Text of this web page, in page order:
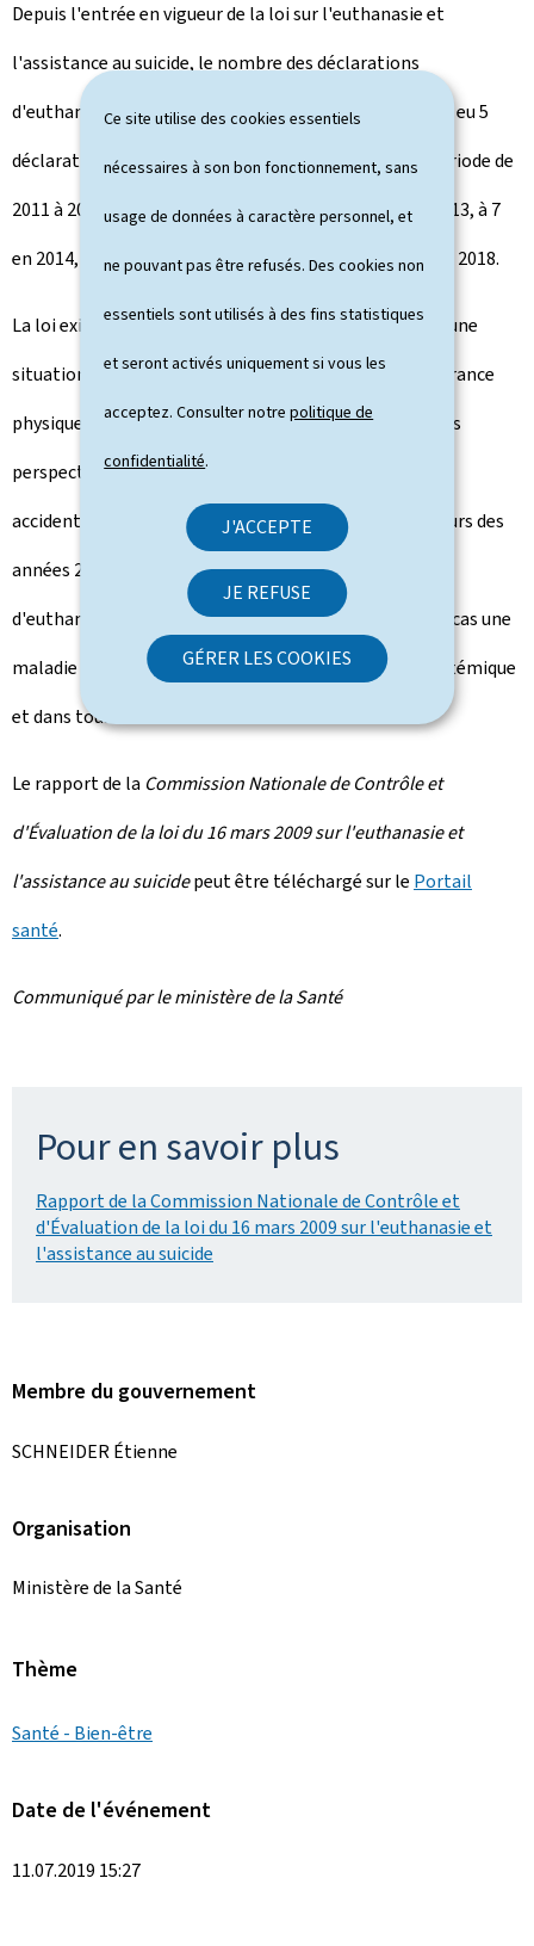
Ce site utilise des cookies essentiels
nécessaires à son bon fonctionnement, sans
usage de données à caractère personnel, et
ne pouvant pas être refusés. Des cookies non
essentiels sont utilisés à des fins statistiques
et seront activés uniquement si vous les
acceptez. Consulter notrepolitique de
confidentialité.
J'ACCEPTE
JE REFUSE
GÉRER LES COOKIES
Depuis l'entrée en vigueur de la loi sur l'euthanasie et
l'assistance au suicide, le nombre des déclarations
d'euthanasies reste constant. Entre 2009 et 2010, il y a eu 5
déclarations d'euthanasies au Luxembourg. Pour la période de
2011 à 2012, ce nombre s'élevait à 14, ensuite à 9 en 2013, à 7
en 2014, à 8 en 2015, à 10 en 2016, à 11 en 2017 et à 8 en 2018.
La loi exige entre autres que le patient se trouve dans une
situation médicale sans issue et fasse état d'une souffrance
physique ou psychique constante et insupportable sans
perspective d'amélioration, résultant d'une affection
accidentelle ou pathologique. À titre d'exemple, au cours des
années 2017-2018, les affections étaient dans deux cas
d'euthanasie une maladie neurodégénérative, dans un cas une
maladie neuro-vasculaire, dans un cas une maladie systémique
et dans tous les autres cas des cancers.
Le rapport de la Commission Nationale de Contrôle et
d'Évaluation de la loi du 16 mars 2009 sur l'euthanasie et
l'assistance au suicidepeut être téléchargé sur le Portail
santé.
Communiqué par le ministère de la Santé
Pour en savoir plus
Rapport de la Commission Nationale de Contrôle et
d'Évaluation de la loi du 16 mars 2009 sur l'euthanasie et
l'assistance au suicide
Membre du gouvernement
SCHNEIDER Étienne
Organisation
Ministère de la Santé
Thème
Santé - Bien-être
Date de l'événement
11.07.2019 15:27